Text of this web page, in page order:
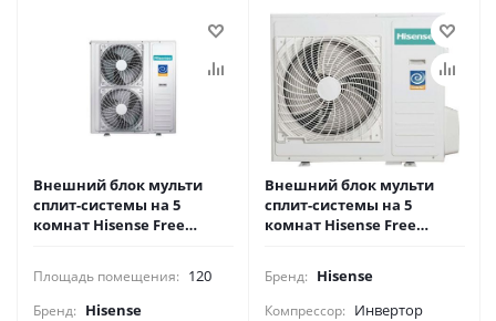
Внешний блок мульти
сплит-системы на 5
комнат Hisense Free
Площадь помещения: 120
Бренд: Hisense
Внешний блок мульти
сплит-системы на 5
комнат Hisense Free
Бренд: Hisense
Компрессор: Инвертор